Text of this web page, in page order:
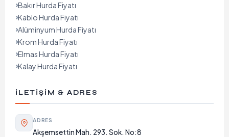
Bakır Hurda Fiyatı
Kablo Hurda Fiyatı
Alüminyum Hurda Fiyatı
Krom Hurda Fiyatı
Elmas Hurda Fiyatı
Kalay Hurda Fiyatı
İLETIŞIM & ADRES
ADRES
Akşemsettin Mah. 293. Sok. No:8